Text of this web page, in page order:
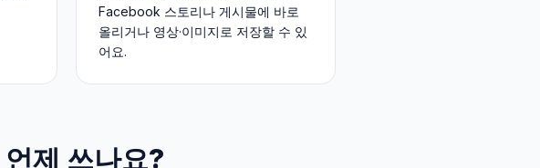
Facebook 스토리나 게시물에 바로
올리거나 영상·이미지로 저장할 수 있
어요.
제 쓰나요?